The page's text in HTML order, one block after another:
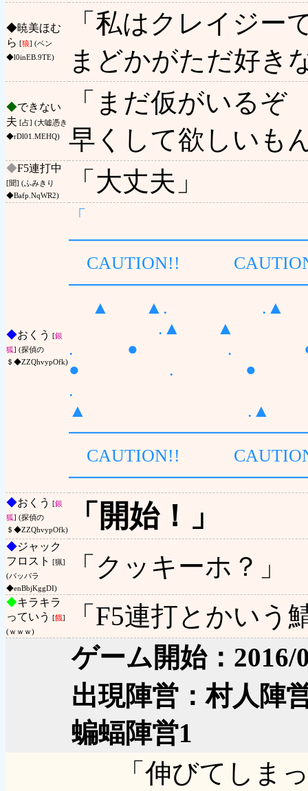
◆暁美ほむ
ら [狼] (ベン
◆l0inEB.9TE)
「私はクレイジー
まどかがただ好き
◆できない
夫 [占] (大嘘憑き
◆rDl01.MEHQ)
「まだ仮がいるぞ
早くして欲しいも
◆F5連打中
[聞] (ふみきり
◆Bafp.NqWR2)
「大丈夫」
◆おくう [銀
狐] (探偵の
＄◆ZZQhvypOfk)
「
CAUTION!!
▲ ▲.
.▲ ▲
. ● .
● . ●
.
▲
CAUTION!!
◆おくう [銀
狐] (探偵の
＄◆ZZQhvypOfk)
「開始！」
◆ジャック
フロスト
[猟]
(バッパラ
◆enBbjKggDI)
「クッキーホ？」
◆キラキラ
っていう
[餓]
(ｗｗｗ)
「F5連打とかい
ゲーム開始：2016/
出現陣営：村人
蝙蝠陣営1
「伸びてしま